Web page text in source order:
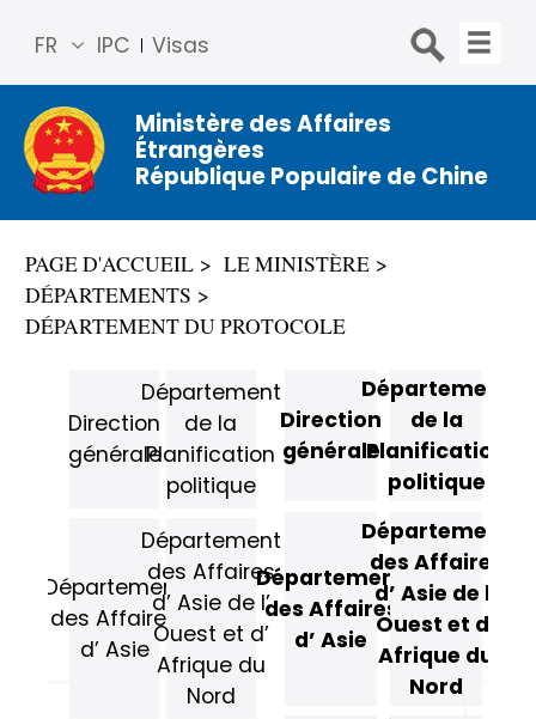
IPC Visas
FR
简体
中文
Engli
sh
Русс
Espa
ñol
Ministère des Affaires
Étrangères
République Populaire de Chine
PAGE D'ACCUEIL
LE MINISTÈRE
DÉPARTEMENTS
DÉPARTEMENT DU PROTOCOLE
Direction
générale
Département
de la
Planification
politique
Département
des Affaires
d’ Asie
Département
des Affaires
d’ Asie de l’
Ouest et d’
Afrique du
Nord
Direction
générale
Département
de la
Planification
politique
Département
des Affaires
d’ Asie
Département
des Affaires
d’ Asie de l’
Ouest et d’
Afrique du
Nord